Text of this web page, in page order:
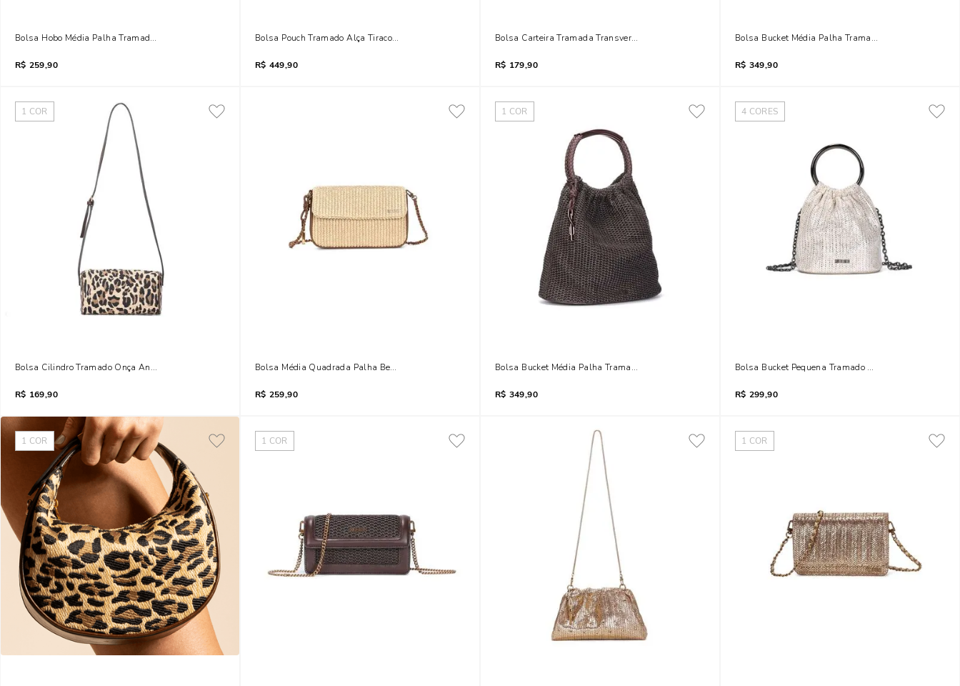
Bolsa Hobo Média Palha Tramado Bege Areia
R$ 259,90
Bolsa Pouch Tramado Alça Tiracolo Preto Brilho
R$ 449,90
Bolsa Carteira Tramada Transversal Dourada
R$ 179,90
Bolsa Bucket Média Palha Tramado Bege Transversal
R$ 349,90
1 COR
Bolsa Cilindro Tramado Onça Animal Print Transversal
R$ 169,90
Bolsa Média Quadrada Palha Bege Alça Corrente
R$ 259,90
1 COR
Bolsa Bucket Média Palha Tramado Marrom Transversal
R$ 349,90
4 CORES
Bolsa Bucket Pequena Tramado Metalizado Prata
R$ 299,90
1 COR 1 COR 1 COR